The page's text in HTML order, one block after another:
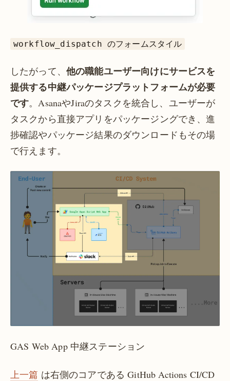
workflow_dispatch のフォームスタイル
したがって、 他の職能ユーザー向けにサービスを
提供する中継パッケージプラットフォームが必要
です。AsanaやJiraのタスクを統合し、ユーザーが
タスクから直接アプリをパッケージングでき、進
捗確認やパッケージ結果のダウンロードもその場
で行えます。
GAS Web App 中継ステーション
上一篇 は右側のコアである GitHub Actions CI/CD